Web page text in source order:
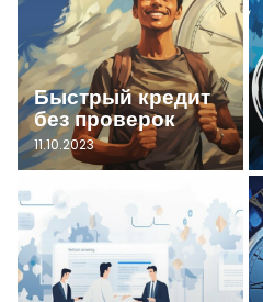
Быстрый кредит
без проверок
11.10.2023